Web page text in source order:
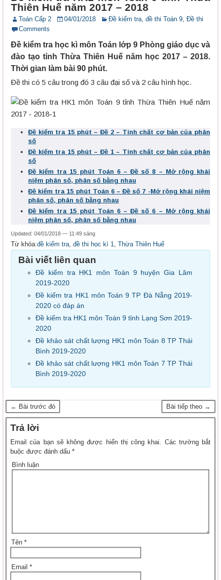
Thiên Huế năm 2017 – 2018
Toán Cấp 2 04/01/2018 Đề kiểm tra, đề thi Toán 9, Đề thi
Comments
Đề kiểm tra học kì môn Toán lớp 9 Phòng giáo dục và
đào tạo tỉnh Thừa Thiên Huế năm học 2017 – 2018.
Thời gian làm bài 90 phút.
Đề thi có 5 câu trong đó 3 câu đại số và 2 câu hình học.
Đề kiểm tra 15 phút – Đề 2 – Tính chất cơ bản của phân
số
Đề kiểm tra 15 phút – Đề 1 – Tính chất cơ bản của phân
số
Đề kiểm tra 15 phút Toán 6 – Đề số 8 – Mở rộng khái
niệm phân số, phân số bằng nhau
Đề kiểm tra 15 phút Toán 6 – Đề số 7 -Mở rộng khái niệm
phân số, phân số bằng nhau
Đề kiểm tra 15 phút Toán 6 – Đề số 6 – Mở rộng khái
niệm phân số, phân số bằng nhau
Updated: 04/01/2018 — 11:49 sáng
Từ khóa:đề kiểm tra, đề thi học kì 1, Thừa Thiên Huế
Bài viết liên quan
Đề kiểm tra HK1 môn Toán 9 huyện Gia Lâm
2019-2020
Đề kiểm tra HK1 môn Toán 9 TP Đà Nẵng 2019-
2020 có đáp án
Đề kiểm tra HK1 môn Toán 9 tỉnh Lạng Sơn 2019-
2020
Đề khảo sát chất lượng HK1 môn Toán 8 TP Thái
Bình 2019-2020
Đề khảo sát chất lượng HK1 môn Toán 7 TP Thái
Bình 2019-2020
← Bài trước đó Bài tiếp theo →
Trả lời
Email của bạn sẽ không được hiển thị công khai. Các trường bắt
buộc được đánh dấu *
Bình luận
Tên *
Email *